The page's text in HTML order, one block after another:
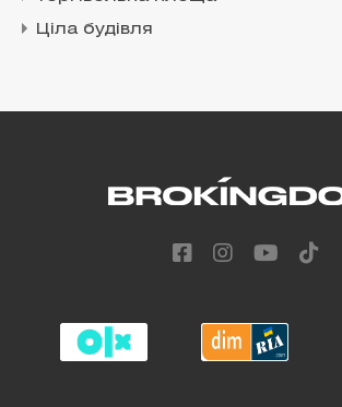
Ціла будівля